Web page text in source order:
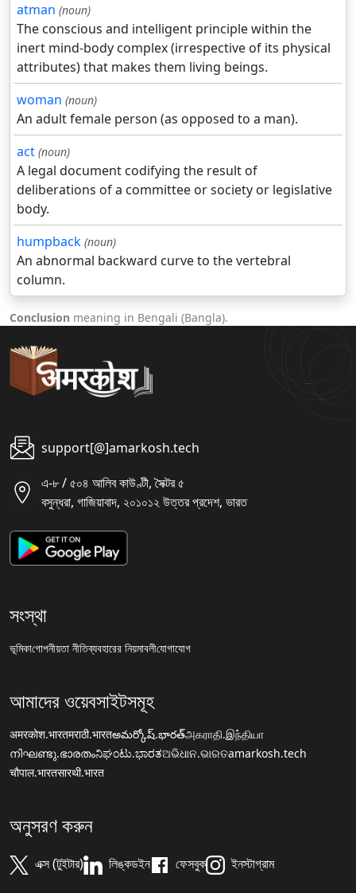
atman (noun)
The conscious and intelligent principle within the
inert mind-body complex (irrespective of its physical
attributes) that makes them living beings.
woman (noun)
An adult female person (as opposed to a man).
act (noun)
A legal document codifying the result of
deliberations of a committee or society or legislative
body.
humpback (noun)
An abnormal backward curve to the vertebral
column.
Conclusion meaning in Bengali (Bangla).
support[@]amarkosh.tech
এ-৮ / ৫০৪ আলিব কাউণ্টী, সৈক্টর ৫
বসুন্ধরা, গাজিয়াবাদ, ২০১০১২ উত্তর প্রদেশ, ভারত
সংস্থা
ভূমিকাগোপনীয়তা নীতিব্যবহারের নিয়মাবলীযোগাযোগ
আমাদের ওয়েবসাইটসমূহ
अमरकोश.भारतमराठी.भारतఅమర్కోష్.భారత్அகராதி.இந்தியா
നിഘണ്ടു.ഭാരതംನಿಘಂಟು.ಭಾರತଅଭିଧାନ.ଭାରତamarkosh.tech
चौपाल.भारतसारथी.भारत
অনুসরণ করুন
এক্স (টুইটার) লিঙ্কডইন ফেসবুক ইনস্টাগ্রাম